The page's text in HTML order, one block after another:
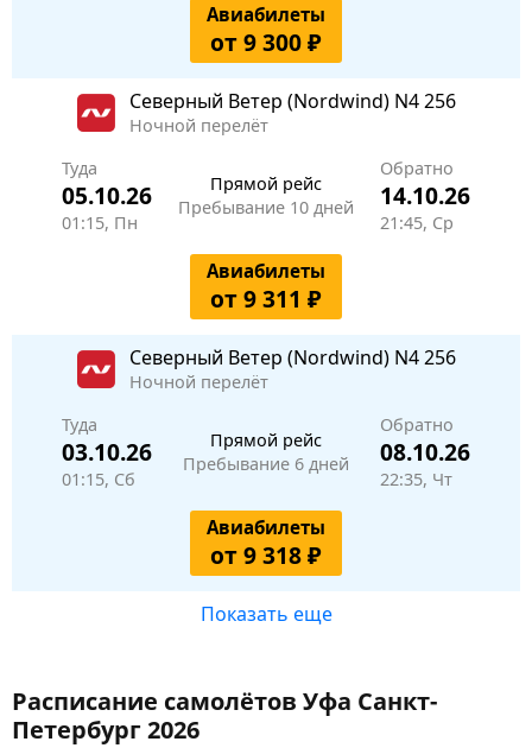
Авиабилеты
от 9 300 ₽
Северный Ветер (Nordwind) N4 256
Ночной перелёт
Туда
05.10.26
01:15, Пн
Прямой рейс
Пребывание 10 дней
Обратно
14.10.26
21:45, Ср
Авиабилеты
от 9 311 ₽
Северный Ветер (Nordwind) N4 256
Ночной перелёт
Туда
03.10.26
01:15, Сб
Прямой рейс
Пребывание 6 дней
Обратно
08.10.26
22:35, Чт
Авиабилеты
от 9 318 ₽
Показать еще
Расписание самолётов Уфа Санкт-
Петербург 2026